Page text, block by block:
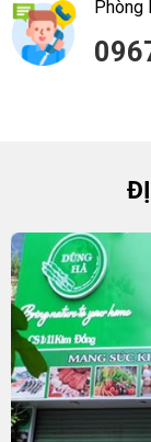
Phòng